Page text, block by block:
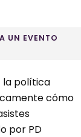
UN EVENTO
la política
cómo
por PD